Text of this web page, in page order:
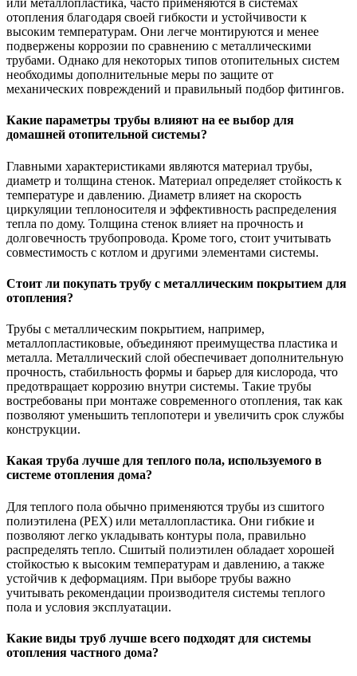
или металлопластика, часто применяются в системах
отопления благодаря своей гибкости и устойчивости к
высоким температурам. Они легче монтируются и менее
подвержены коррозии по сравнению с металлическими
трубами. Однако для некоторых типов отопительных систем
необходимы дополнительные меры по защите от
механических повреждений и правильный подбор фитингов.
Какие параметры трубы влияют на ее выбор для
домашней отопительной системы?
Главными характеристиками являются материал трубы,
диаметр и толщина стенок. Материал определяет стойкость к
температуре и давлению. Диаметр влияет на скорость
циркуляции теплоносителя и эффективность распределения
тепла по дому. Толщина стенок влияет на прочность и
долговечность трубопровода. Кроме того, стоит учитывать
совместимость с котлом и другими элементами системы.
Стоит ли покупать трубу с металлическим покрытием для
отопления?
Трубы с металлическим покрытием, например,
металлопластиковые, объединяют преимущества пластика и
металла. Металлический слой обеспечивает дополнительную
прочность, стабильность формы и барьер для кислорода, что
предотвращает коррозию внутри системы. Такие трубы
востребованы при монтаже современного отопления, так как
позволяют уменьшить теплопотери и увеличить срок службы
конструкции.
Какая труба лучше для теплого пола, используемого в
системе отопления дома?
Для теплого пола обычно применяются трубы из сшитого
полиэтилена (PEX) или металлопластика. Они гибкие и
позволяют легко укладывать контуры пола, правильно
распределять тепло. Сшитый полиэтилен обладает хорошей
стойкостью к высоким температурам и давлению, а также
устойчив к деформациям. При выборе трубы важно
учитывать рекомендации производителя системы теплого
пола и условия эксплуатации.
Какие виды труб лучше всего подходят для системы
отопления частного дома?